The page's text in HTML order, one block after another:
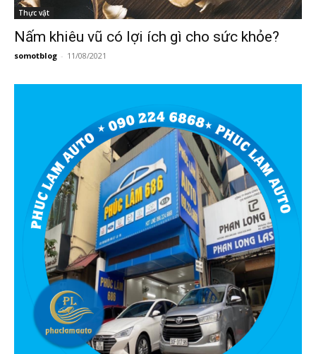
Thực vật
Nấm khiêu vũ có lợi ích gì cho sức khỏe?
somotblog - 11/08/2021